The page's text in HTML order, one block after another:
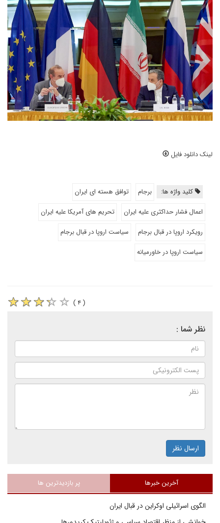
لینک دانلود فایل
کلید واژه ها: برجام
توافق هسته ای ایران
اعمال فشار حداکثری علیه ایران
تحریم های آمریکا علیه ایران
رویکرد اروپا در قبال برجام
سیاست اروپا در قبال برجام
سیاست اروپا در خاورمیانه
( ۴ )
نظر شما :
ارسال نظر
آخرین خبرها پر بازدیدترین ها
الگوی اسرائیلی اوکراین در قبال ایران